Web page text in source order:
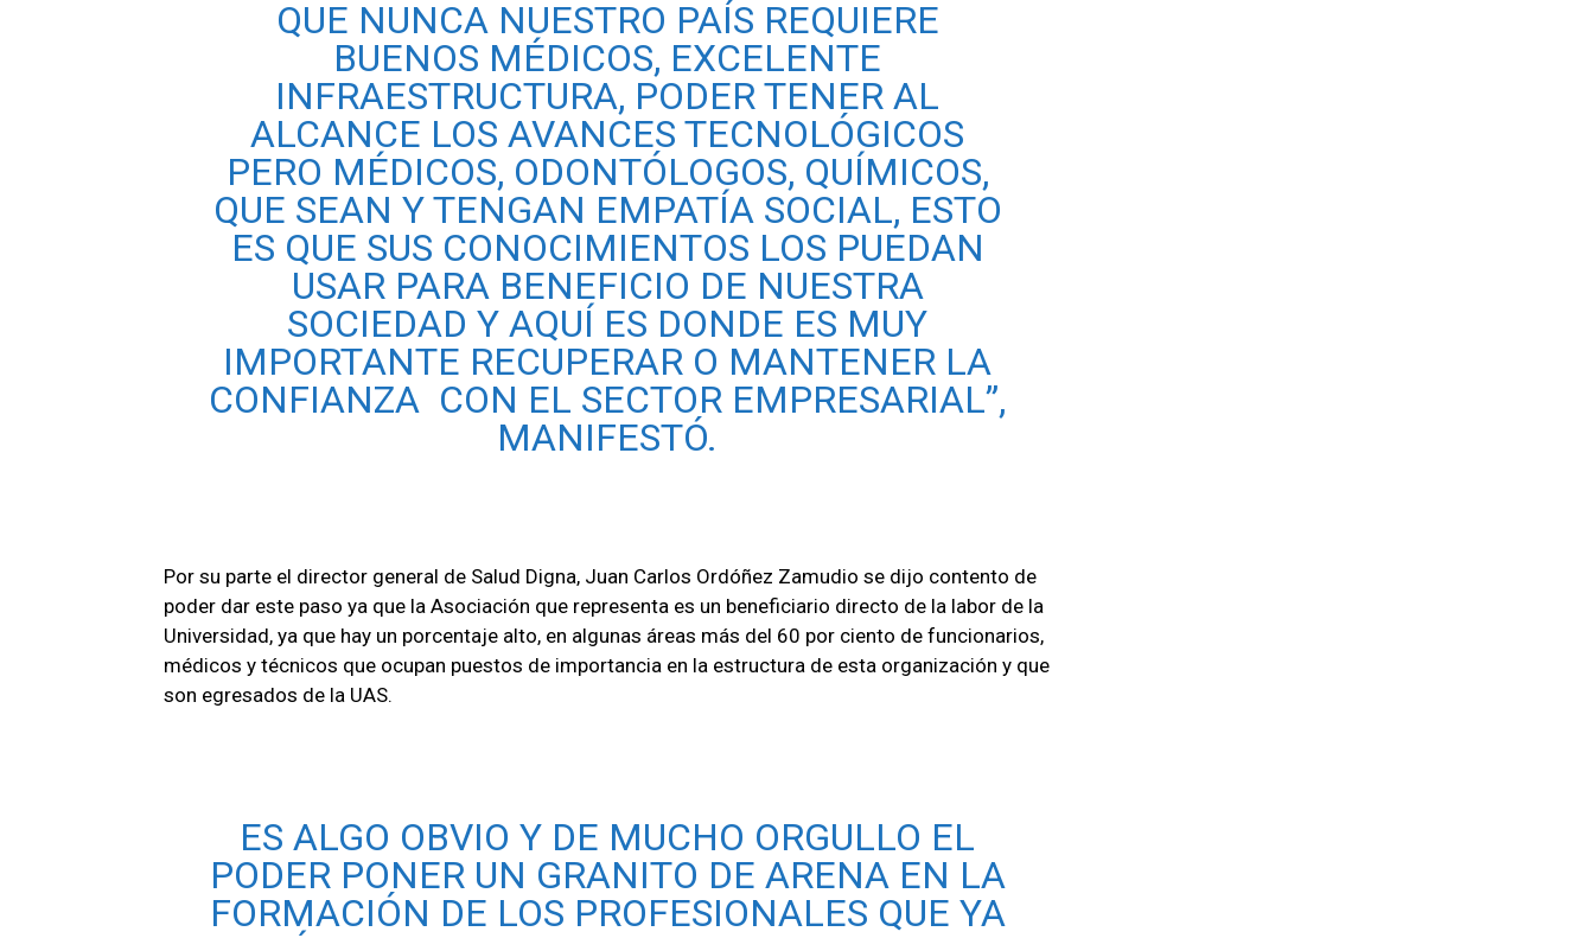
QUE NUNCA NUESTRO PAÍS REQUIERE
BUENOS MÉDICOS, EXCELENTE
INFRAESTRUCTURA, PODER TENER AL
ALCANCE LOS AVANCES TECNOLÓGICOS
PERO MÉDICOS, ODONTÓLOGOS, QUÍMICOS,
QUE SEAN Y TENGAN EMPATÍA SOCIAL, ESTO
ES QUE SUS CONOCIMIENTOS LOS PUEDAN
USAR PARA BENEFICIO DE NUESTRA
SOCIEDAD Y AQUÍ ES DONDE ES MUY
IMPORTANTE RECUPERAR O MANTENER LA
CONFIANZA CON EL SECTOR EMPRESARIAL”,
MANIFESTÓ.
Por su parte el director general de Salud Digna, Juan Carlos Ordóñez Zamudio se dijo contento de
poder dar este paso ya que la Asociación que representa es un beneficiario directo de la labor de la
Universidad, ya que hay un porcentaje alto, en algunas áreas más del 60 por ciento de funcionarios,
médicos y técnicos que ocupan puestos de importancia en la estructura de esta organización y que
son egresados de la UAS.
ES ALGO OBVIO Y DE MUCHO ORGULLO EL
PODER PONER UN GRANITO DE ARENA EN LA
FORMACIÓN DE LOS PROFESIONALES QUE YA